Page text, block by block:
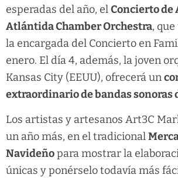
esperadas del año, elConcierto de
Atlántida Chamber Orchestra,
la encargada del Concierto en
enero. El día 4, además, la joven
Kansas City (EEUU), ofrecerá un
extraordinario de bandas sonoras
Los artistas y artesanos Art3C
un año más, en el tradicional
Navideñopara mostrar la
únicas y ponérselo todavía más